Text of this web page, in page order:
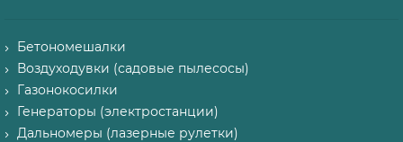
Бетономешалки
Воздуходувки (садовые пылесосы)
Газонокосилки
Генераторы (электростанции)
Дальномеры (лазерные рулетки)